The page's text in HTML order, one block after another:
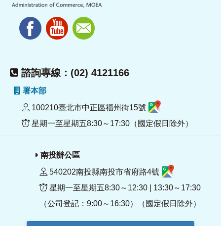
諮詢專線：(02) 4121166
署本部
100210臺北市中正區福州街15號
星期一至星期五8:30～17:30（國定假日除外）
南投辦公區
540202南投縣南投市省府路4號
星期一至星期五8:30～12:30 | 13:30～17:30
（公司登記：9:00～16:30）（國定假日除外）